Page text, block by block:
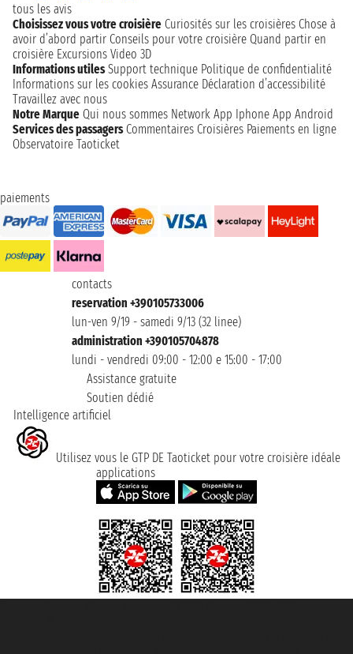
tous les avis
Choisissez vous votre croisière Curiosités sur les croisières Chose à
avoir d’abord partir Conseils pour votre croisière Quand partir en
croisière Excursions Video 3D
Informations utiles Support technique Politique de confidentialité
Informations sur les cookies Assurance Déclaration d’accessibilité
Travaillez avec nous
Notre Marque Qui nous sommes Network App Iphone App Android
Services des passagers Commentaires Croisières Paiements en ligne
Observatoire Taoticket
paiements
contacts
reservation +390105733006
lun-ven 9/19 - samedi 9/13 (32 linee)
administration +390105704878
lundi - vendredi 09:00 - 12:00 e 15:00 - 17:00
Assistance gratuite
Soutien dédié
Intelligence artificiel
Utilisez vous le GTP DE Taoticket pour votre croisière idéale
applications